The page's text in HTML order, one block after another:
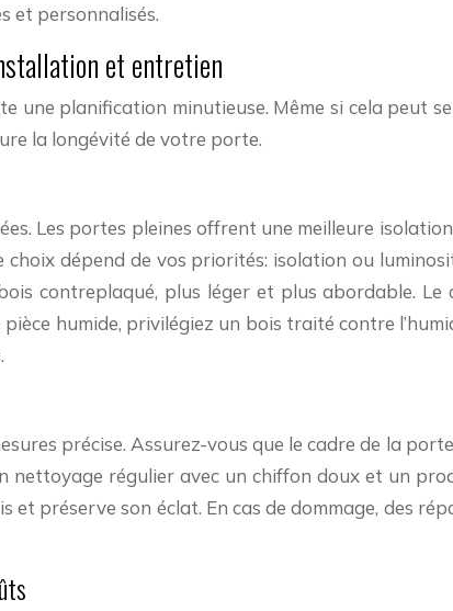
et personnalisés.
et entretien
une planification minutieuse. Même si cela peut
la longévité de votre porte.
Les portes pleines offrent une meilleure
choix dépend de vos priorités: isolation ou
contreplaqué, plus léger et plus abordable.
humide, privilégiez un bois traité contre
précise. Assurez-vous que le cadre de la
nettoyage régulier avec un chiffon doux et un
et préserve son éclat. En cas de dommage, des